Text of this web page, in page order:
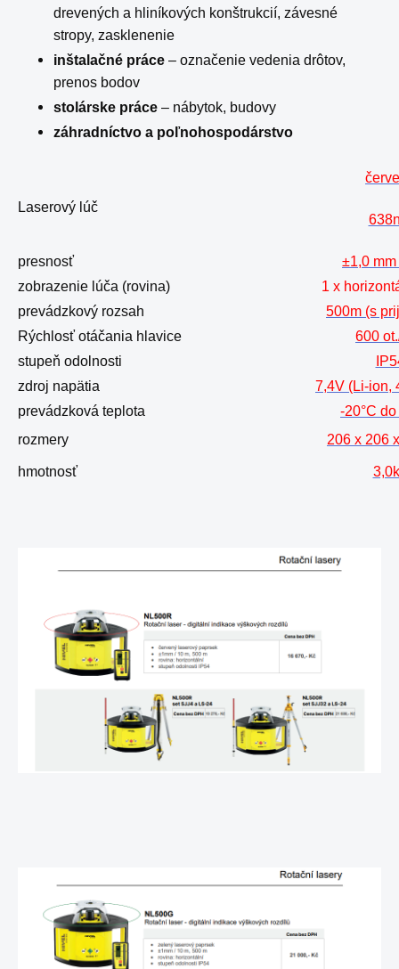
drevených a hliníkových konštrukcií, závesné
stropy, zasklenenie
inštalačné práce – označenie vedenia drôtov,
prenos bodov
stolárske práce – nábytok, budovy
záhradníctvo a poľnohospodárstvo
Laserový lúč
presnosť
±1,0
zobrazenie lúča (rovina)
1 x
prevádzkový rozsah
500m (s
Rýchlosť otáčania hlavice
600
stupeň odolnosti
zdroj napätia
7,4V (Li-ion,
prevádzková teplota
-20°C
rozmery
206 x 206
hmotnosť